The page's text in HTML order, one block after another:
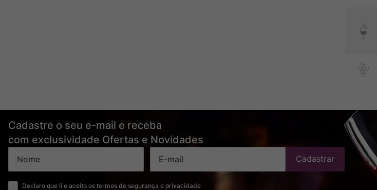
Cadastre o seu e-mail e receba
com exclusividade Ofertas e Novidades
Declaro que li e aceito os termos de segurança e privacidade
Cadastrar